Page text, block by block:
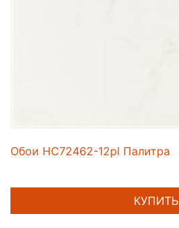
Обои HC72462-12pl Палитра
КУПИТЬ